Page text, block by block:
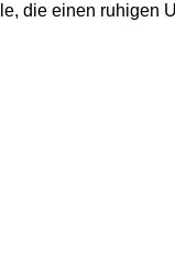
die einen ruhigen